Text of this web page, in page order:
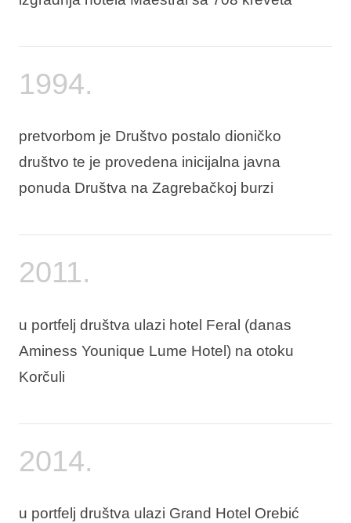
1994.
pretvorbom je Društvo postalo dioničko
društvo te je provedena inicijalna javna
ponuda Društva na Zagrebačkoj burzi
2011.
u portfelj društva ulazi hotel Feral (danas
Aminess Younique Lume Hotel) na otoku
Korčuli
2014.
u portfelj društva ulazi Grand Hotel Orebić